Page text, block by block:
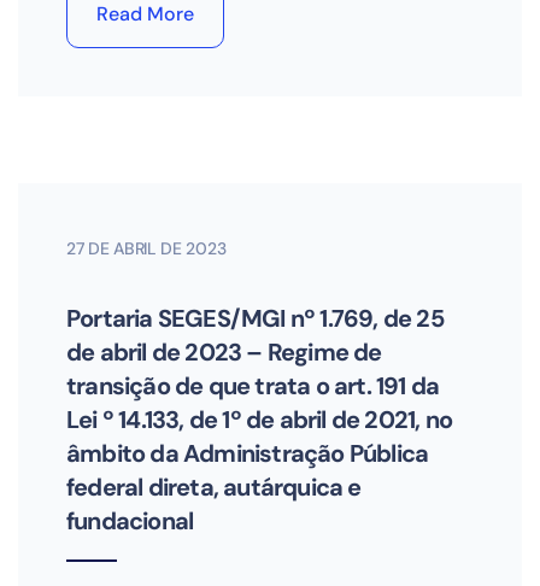
Read More
27 DE ABRIL DE 2023
Portaria SEGES/MGI nº 1.769, de 25
de abril de 2023 – Regime de
transição de que trata o art. 191 da
Lei º 14.133, de 1º de abril de 2021, no
âmbito da Administração Pública
federal direta, autárquica e
fundacional